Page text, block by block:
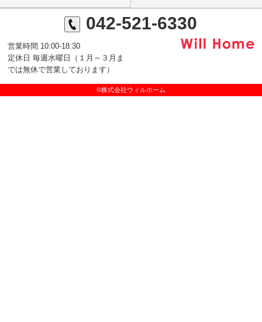
042-521-6330
営業時間 10:00-18:30
定休日 毎週水曜日（１月～３月ま
では無休で営業しております）
©株式会社ウィルホーム